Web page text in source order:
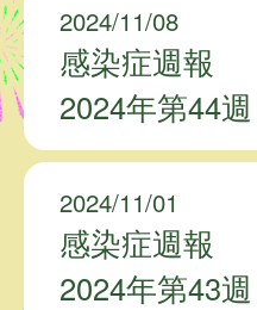
2024/11/08
感染症週報
2024年第44
2024/11/01
感染症週報
2024年第43